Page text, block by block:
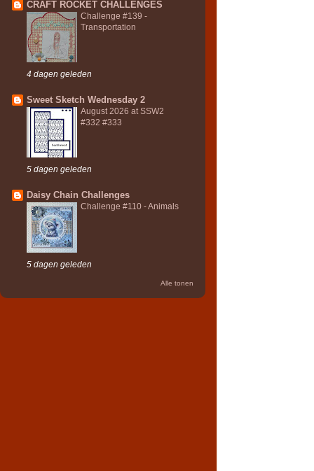
CRAFT ROCKET CHALLENGES
Challenge #139 -
Transportation
4 dagen geleden
Sweet Sketch Wednesday 2
August 2026 at SSW2
#332 #333
5 dagen geleden
Daisy Chain Challenges
Challenge #110 - Animals
5 dagen geleden
Alle tonen